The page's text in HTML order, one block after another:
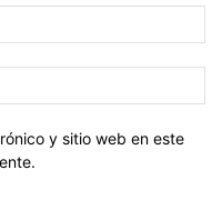
y sitio web en este